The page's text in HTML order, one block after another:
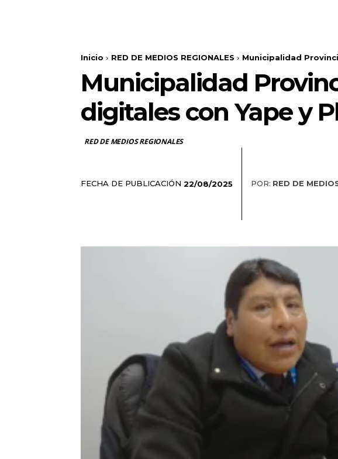
Inicio RED DE MEDIOS REGIONALES Municipalidad
Municipalidad
digitales con Yape y
RED DE MEDIOS REGIONALES
FECHA DE PUBLICACIÓN 22/08/2025 POR: RED DE